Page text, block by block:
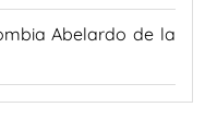
Abelardo de la